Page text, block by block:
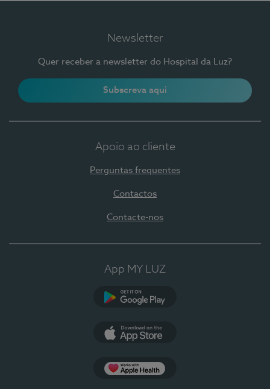
Newsletter
Quer receber a newsletter do Hospital da Luz?
Subscreva aqui
Apoio ao cliente
Perguntas frequentes
Contactos
Contacte-nos
App MY LUZ